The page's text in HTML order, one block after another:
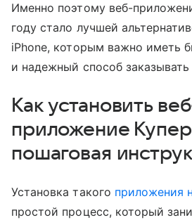
Именно поэтому веб-
году стало лучшей
iPhone, которым важно иметь
и надежный способ заказывать
Как установить
приложение
пошаговая
Установка такого приложения
простой процесс, который